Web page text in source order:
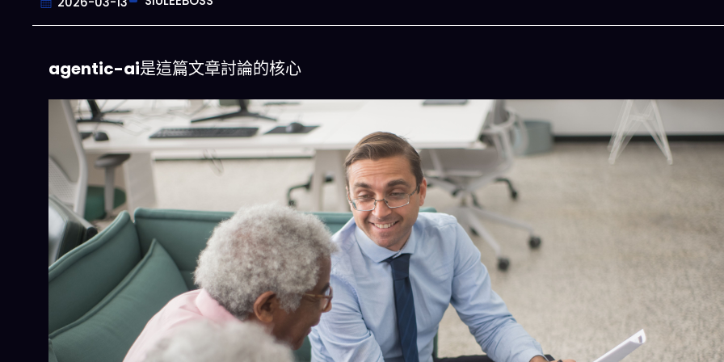
agentic-ai是這篇文章討論的核心
一鍵配搭出三餸一湯的完美晚餐組合,以後免除晚餐吃什
立即下載